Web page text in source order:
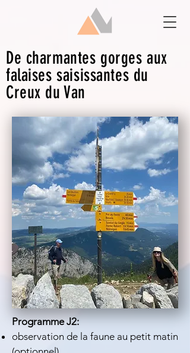
De charmantes gorges aux
falaises saisissantes du
Creux du Van
Programme J2:
observation de la faune au petit matin